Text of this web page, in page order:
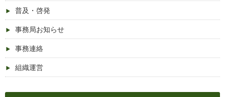
普及・啓発
事務局お知らせ
事務連絡
組織運営